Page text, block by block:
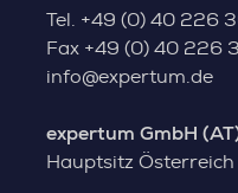
Tel. +49 (0) 40 226
Fax +49 (0) 40 226
info@expertum.de
expertum GmbH
Hauptsitz Österreich